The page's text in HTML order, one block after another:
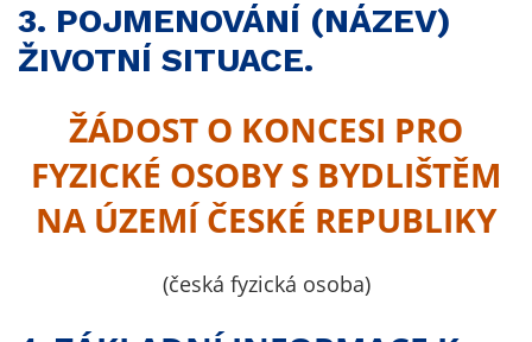
3. POJMENOVÁNÍ (NÁZEV)
ŽIVOTNÍ SITUACE.
ŽÁDOST O KONCESI PRO
FYZICKÉ OSOBY S BYDLIŠTĚM
NA ÚZEMÍ ČESKÉ REPUBLIKY
(česká fyzická osoba)
webu a všech
nabízí.
Váš souhlas s
využitím
technických
cookies na
tohoto důvodu
cookies